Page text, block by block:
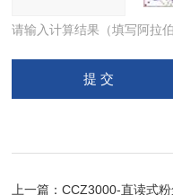
请输入计算结果（填写阿拉
上一篇：CCZ3000-直读式